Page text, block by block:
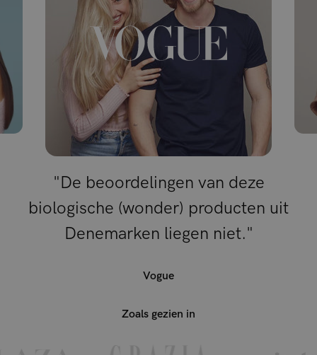
"De beoordelingen van deze
biologische (wonder) producten uit
Denemarken liegen niet."
Vogue
Zoals gezien in